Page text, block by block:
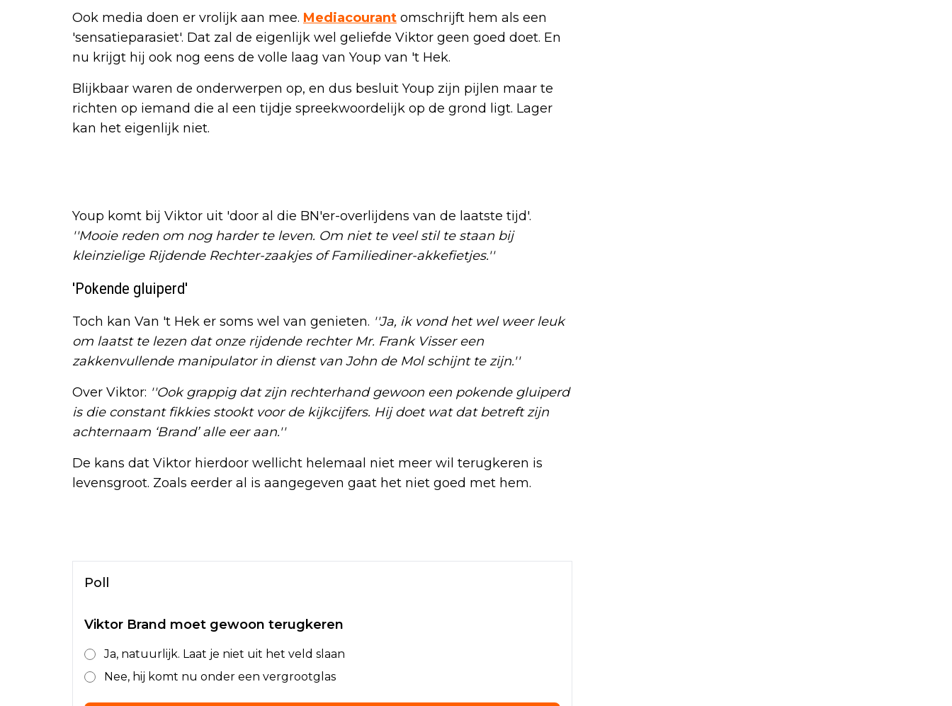
Ook media doen er vrolijk aan mee. Mediacourant omschrijft hem als een
'sensatieparasiet'. Dat zal de eigenlijk wel geliefde Viktor geen goed doet. En
nu krijgt hij ook nog eens de volle laag van Youp van 't Hek.
Blijkbaar waren de onderwerpen op, en dus besluit Youp zijn pijlen maar te
richten op iemand die al een tijdje spreekwoordelijk op de grond ligt. Lager
kan het eigenlijk niet.
Youp komt bij Viktor uit 'door al die BN'er-overlijdens van de laatste tijd'.
''Mooie reden om nog harder te leven. Om niet te veel stil te staan bij
kleinzielige Rijdende Rechter-zaakjes of Familiediner-akkefietjes.''
'Pokende gluiperd'
Toch kan Van 't Hek er soms wel van genieten. ''Ja, ik vond het wel weer leuk
om laatst te lezen dat onze rijdende rechter Mr. Frank Visser een
zakkenvullende manipulator in dienst van John de Mol schijnt te zijn.''
Over Viktor: ''Ook grappig dat zijn rechterhand gewoon een pokende gluiperd
is die constant fikkies stookt voor de kijkcijfers. Hij doet wat dat betreft zijn
achternaam ‘Brand’ alle eer aan.''
De kans dat Viktor hierdoor wellicht helemaal niet meer wil terugkeren is
levensgroot. Zoals eerder al is aangegeven gaat het niet goed met hem.
Poll
Viktor Brand moet gewoon terugkeren
Ja, natuurlijk. Laat je niet uit het veld slaan
Nee, hij komt nu onder een vergrootglas